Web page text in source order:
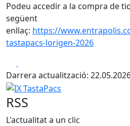
Podeu accedir a la compra de
següent
enllaç: https://
tastapacs-lorigen-2026
Darrera actualització:
IX TastaPacs
RSS
L'actualitat a un clic